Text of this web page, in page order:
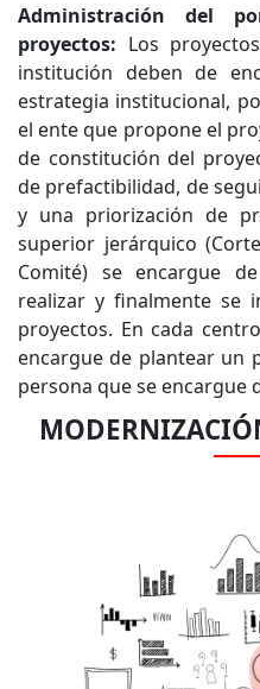
Administración del
proyectos: Los
institución deben de
estrategia institucional,
el ente que propone el
de constitución del
de prefactibilidad, de
y una priorización de
superior jerárquico
Comité) se encargue
realizar y finalmente se
proyectos. En cada
encargue de plantear un
persona que se encargue